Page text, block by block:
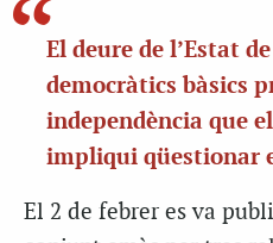
El deure de l’Estat
democràtics bàsics
independència que
impliqui qüestionar
El 2 de febrer es va